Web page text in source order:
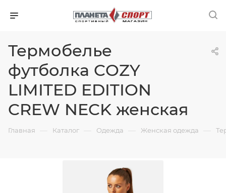
Термобелье
футболка COZY
LIMITED EDITION
CREW NECK женская
Главная — Каталог — Одежда — Женская одежда —